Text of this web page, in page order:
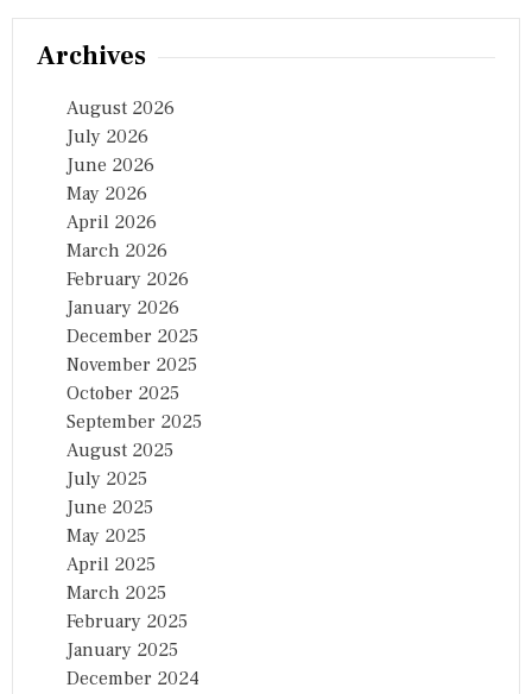
Archives
August 2026
July 2026
June 2026
May 2026
April 2026
March 2026
February 2026
January 2026
December 2025
November 2025
October 2025
September 2025
August 2025
July 2025
June 2025
May 2025
April 2025
March 2025
February 2025
January 2025
December 2024